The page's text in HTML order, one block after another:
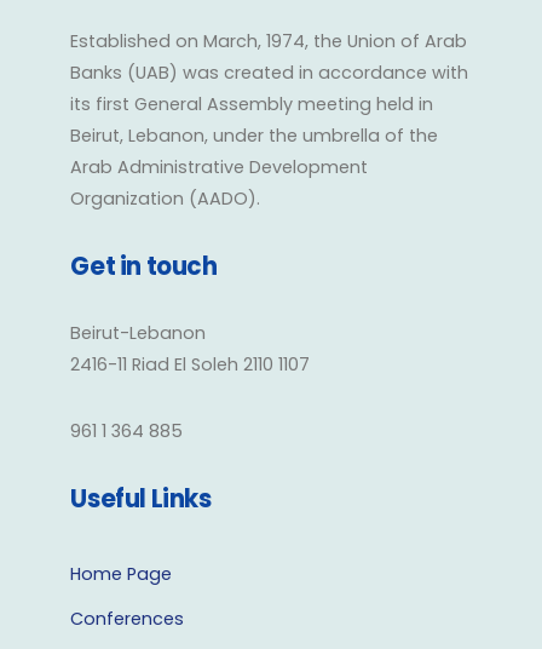
Established on March, 1974, the Union of Arab
Banks (UAB) was created in accordance with
its first General Assembly meeting held in
Beirut, Lebanon, under the umbrella of the
Arab Administrative Development
Organization (AADO).
Get in touch
Beirut-Lebanon
2416-11 Riad El Soleh 2110 1107
961 1 364 885
Useful Links
Home Page
Conferences